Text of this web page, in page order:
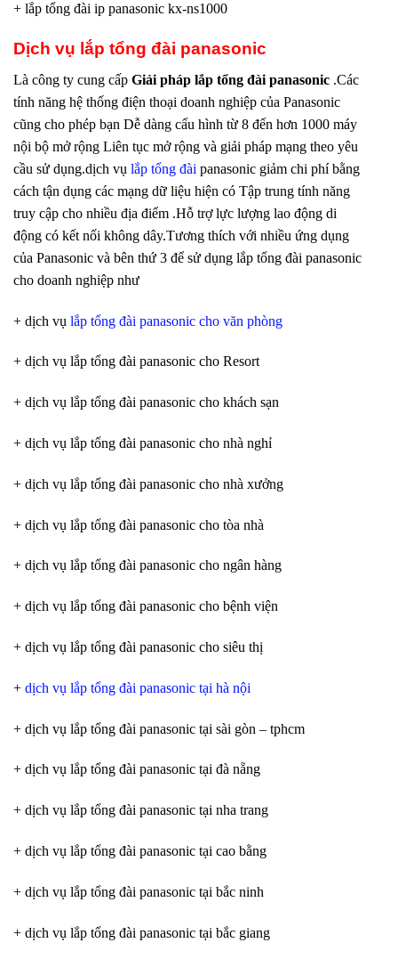
+ lắp tổng đài ip panasonic kx-ns1000
Dịch vụ lắp tổng đài panasonic
Là công ty cung cấp Giải pháp lắp tổng đài panasonic .Các
tính năng hệ thống điện thoại doanh nghiệp của Panasonic
cũng cho phép bạn Dễ dàng cấu hình từ 8 đến hơn 1000 máy
nội bộ mở rộng Liên tục mở rộng và giải pháp mạng theo yêu
cầu sử dụng.dịch vụ lắp tổng đài panasonic giảm chi phí bằng
cách tận dụng các mạng dữ liệu hiện có Tập trung tính năng
truy cập cho nhiều địa điểm .Hỗ trợ lực lượng lao động di
động có kết nối không dây.Tương thích với nhiều ứng dụng
của Panasonic và bên thứ 3 để sử dụng lắp tổng đài panasonic
cho doanh nghiệp như
+ dịch vụ lắp tổng đài panasonic cho văn phòng
+ dịch vụ lắp tổng đài panasonic cho Resort
+ dịch vụ lắp tổng đài panasonic cho khách sạn
+ dịch vụ lắp tổng đài panasonic cho nhà nghỉ
+ dịch vụ lắp tổng đài panasonic cho nhà xưởng
+ dịch vụ lắp tổng đài panasonic cho tòa nhà
+ dịch vụ lắp tổng đài panasonic cho ngân hàng
+ dịch vụ lắp tổng đài panasonic cho bệnh viện
+ dịch vụ lắp tổng đài panasonic cho siêu thị
+ dịch vụ lắp tổng đài panasonic tại hà nội
+ dịch vụ lắp tổng đài panasonic tại sài gòn – tphcm
+ dịch vụ lắp tổng đài panasonic tại đà nẵng
+ dịch vụ lắp tổng đài panasonic tại nha trang
+ dịch vụ lắp tổng đài panasonic tại cao bằng
+ dịch vụ lắp tổng đài panasonic tại bắc ninh
+ dịch vụ lắp tổng đài panasonic tại bắc giang